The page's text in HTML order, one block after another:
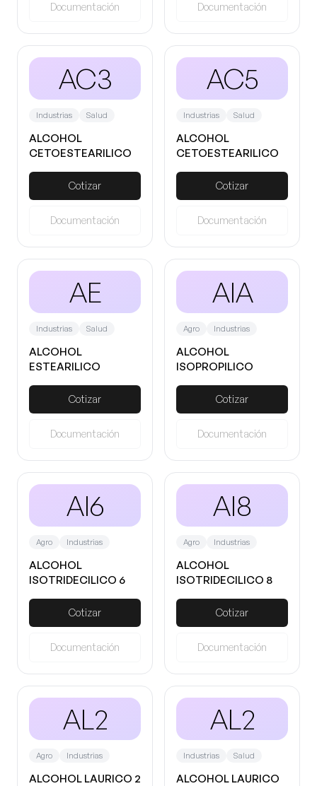
Documentación Documentación
AC3
Industrias Salud
ALCOHOL
CETOESTEARILICO
Cotizar
Documentación
AC5
Industrias Salud
ALCOHOL
CETOESTEARILICO
Cotizar
Documentación
AE
Industrias Salud
ALCOHOL
ESTEARILICO
Cotizar
Documentación
AIA
Agro Industrias
ALCOHOL
ISOPROPILICO
Cotizar
Documentación
AI6
Agro Industrias
ALCOHOL
ISOTRIDECILICO 6
Cotizar
Documentación
AI8
Agro Industrias
ALCOHOL
ISOTRIDECILICO 8
Cotizar
Documentación
AL2
Agro Industrias
ALCOHOL LAURICO 2
AL2
Industrias Salud
ALCOHOL LAURICO